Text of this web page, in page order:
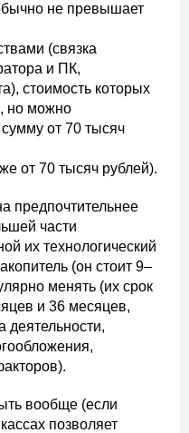
не превышает
(связка
и ПК,
стоимость которых
но можно
от 70 тысяч
от 70 тысяч рублей).
предпочтительнее
части
их технологический
(он стоит 9–
менять (их срок
и 36 месяцев,
деятельности,
вообще (если
позволяет